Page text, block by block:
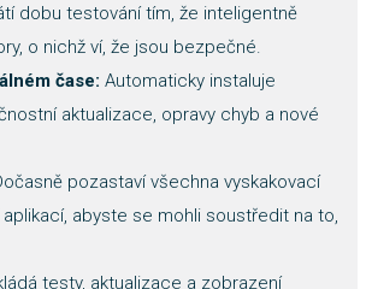
dobu testování tím, že inteligentně
o nichž ví, že jsou bezpečné.
čase: Automaticky instaluje
aktualizace, opravy chyb a nové
pozastaví všechna vyskakovací
abyste se mohli soustředit na to,
testy, aktualizace a zobrazení